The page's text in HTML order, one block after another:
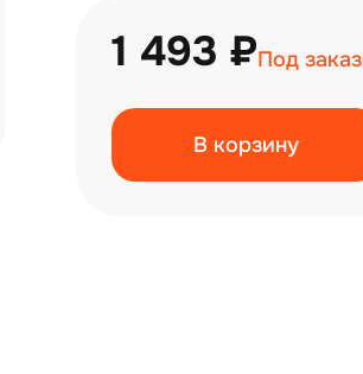
1 493 ₽Под заказ
В корзину